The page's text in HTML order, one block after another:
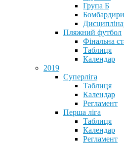
Група Б
Бомбардири
Пляжний футбол
Фінальна
Таблиця
Календар
2019
Суперліга
Таблиця
Календар
Регламент
Перша ліга
Таблиця
Календар
Регламент